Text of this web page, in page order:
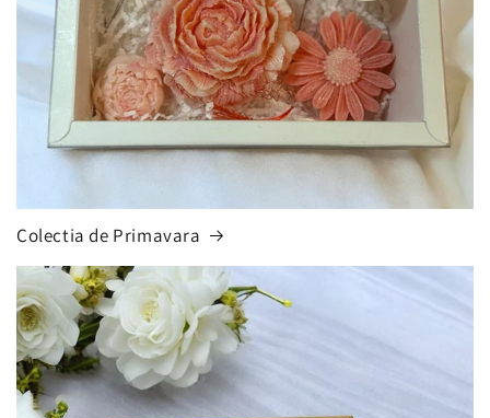
Colectia de Primavara